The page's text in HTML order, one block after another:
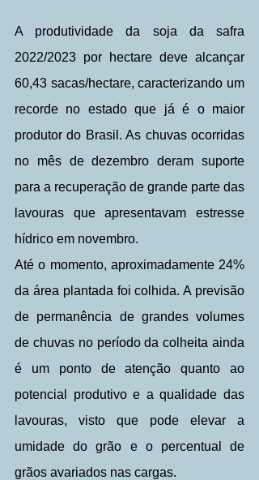
A produtividade da soja da safra
2022/2023 por hectare deve alcançar
60,43 sacas/hectare, caracterizando um
recorde no estado que já é o maior
produtor do Brasil. As chuvas ocorridas
no mês de dezembro deram suporte
para a recuperação de grande parte das
lavouras que apresentavam estresse
hídrico em novembro.
Até o momento, aproximadamente 24%
da área plantada foi colhida. A previsão
de permanência de grandes volumes
de chuvas no período da colheita ainda
é um ponto de atenção quanto ao
potencial produtivo e a qualidade das
lavouras, visto que pode elevar a
umidade do grão e o percentual de
grãos avariados nas cargas.